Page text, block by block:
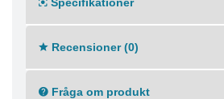
Recensioner (0)
Fråga om produkt